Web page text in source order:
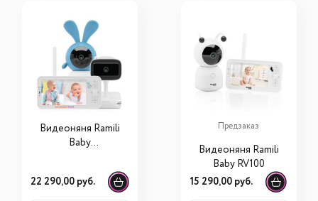
Видеоняня Ramili
Baby
Малышарики, с
22 290,00 руб.
Предзаказ
Видеоняня Ramili
Baby RV100
15 290,00 руб.